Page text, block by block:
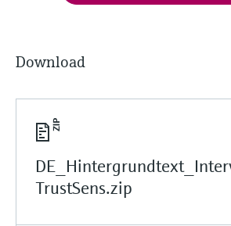
Download
TrustSens.zip